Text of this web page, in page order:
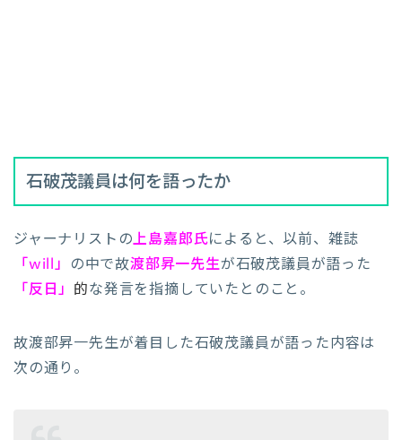
石破茂議員は何を語ったか
ジャーナリストの上島嘉郎氏によると、以前、雑誌
「will」 の中で故渡部昇一先生が石破茂議員が語った
「反日」 的な発言を指摘していたとのこと。
故渡部昇一先生が着目した石破茂議員が語った内容は
次の通り。